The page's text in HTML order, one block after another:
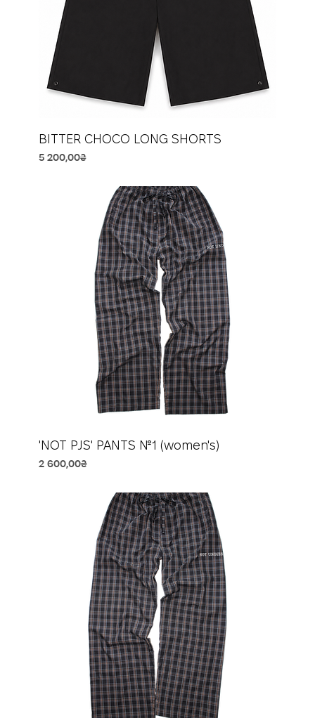
BITTER CHOCO LONG SHORTS
Price
5 200,00₴
'NOT PJS' PANTS №1 (women's)
Price
2 600,00₴